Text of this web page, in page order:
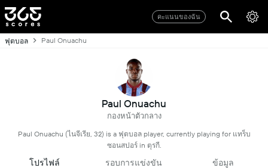
คะแนนของฉัน
ฟุตบอล Paul Onuachu
Paul Onuachu
กองหน้าตัวกลาง
Paul Onuachu (ไนจีเรีย, 32) is a ฟุตบอล player, currently playing for แทร็บ
ซอนสปอร์ in ตุรกี.
โปรไฟล์ รอบการแข่งขัน ข้อมูล